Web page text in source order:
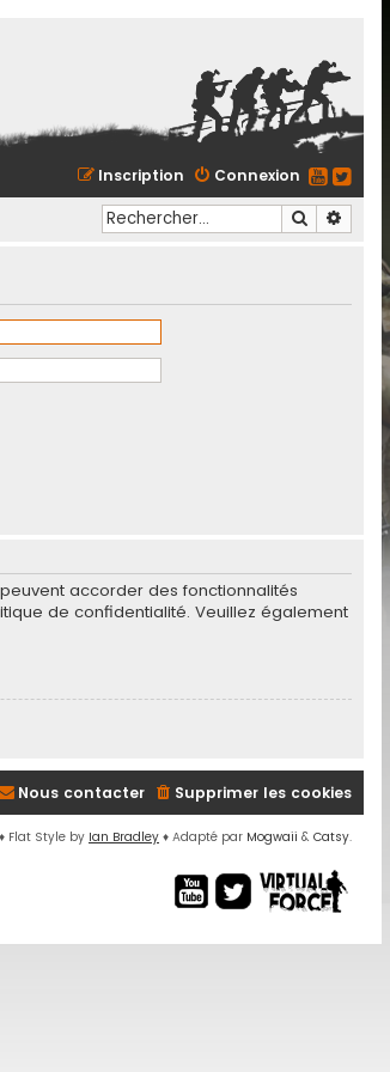
Connexion
Inscription
accorder des fonctionnalités
de confidentialité. Veuillez également
Supprimer les cookies
Nous contacter
♦ Flat Style by Ian Bradley ♦ Adapté par Mogwaii & Catsy.